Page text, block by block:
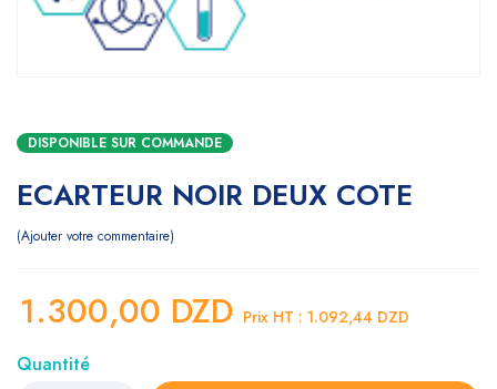
DISPONIBLE SUR COMMANDE
ECARTEUR NOIR DEUX COTE
Ajouter votre commentaire
1.300,00 DZD Prix HT : 1.092,44 DZD
Quantité